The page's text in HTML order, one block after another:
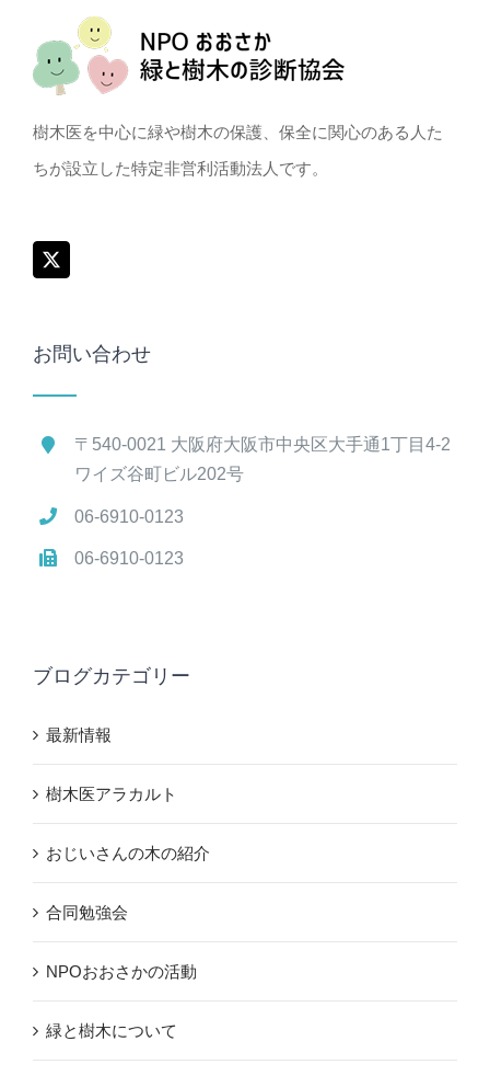
樹木医を中心に緑や樹木の保護、保全に関心のある人た
ちが設立した特定非営利活動法人です。
お問い合わせ
〒540-0021 大阪府大阪市中央区大手通1丁目4-2
ワイズ谷町ビル202号
06-6910-0123
06-6910-0123
ブログカテゴリー
最新情報
樹木医アラカルト
おじいさんの木の紹介
合同勉強会
NPOおおさかの活動
緑と樹木について